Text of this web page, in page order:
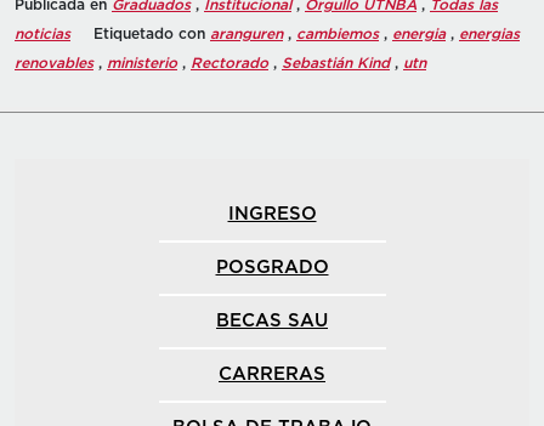
Publicada en Graduados, Institucional, Orgullo UTNBA , Todas las
noticias
Etiquetado con aranguren, cambiemos, energia, energias
renovables, ministerio, Rectorado, Sebastián Kind, utn
INGRESO
POSGRADO
BECAS SAU
CARRERAS